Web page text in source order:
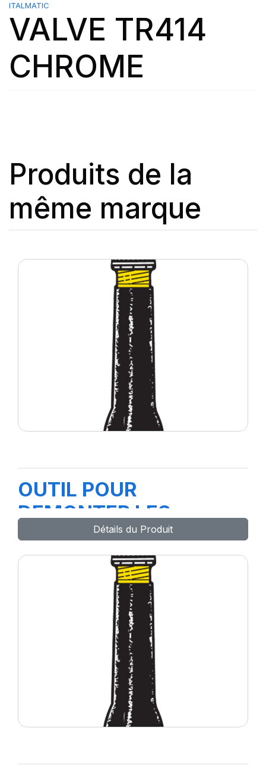
ITALMATIC
VALVE TR414
CHROME
Produits de la
même marque
OUTIL POUR
DEMONTER LES
BOUCHONS REF.9055
Détails du Produit